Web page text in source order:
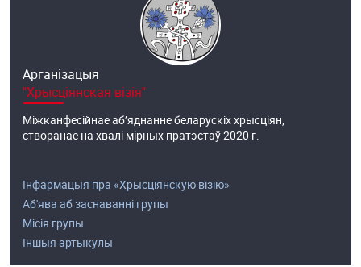
Арганізацыя
"Хрысціянская візія"
Міжканфесійнае аб’яднанне беларускіх хрысціян,
створанае на хвалі мірных пратэстаў 2020 г.
Інфармацыя пра «Хрысціянскую візію»
Аб'ява аб заснаванні групы
Місія групы
Іншыя артыкулы